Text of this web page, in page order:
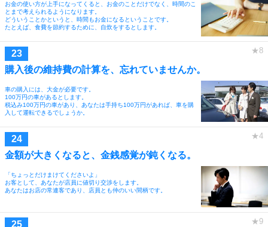
お金の使い方が上手になってくると、お金のことだけでなく、時間のこ
とまで考えられるようになります。
どういうことかというと、時間もお金になるということです。
たとえば、食費を節約するために、自炊をするとします。
購入後の維持費の計算を、忘れていませんか。
車の購入には、大金が必要です。
100万円の車があるとします。
税込み100万円の車があり、あなたは手持ち100万円があれば、車を購
入して運転できるでしょうか。
金額が大きくなると、金銭感覚が鈍くなる。
「ちょっとだけまけてくださいよ」
お客として、あなたが店員に値切り交渉をします。
あなたはお店の常連客であり、店員とも仲のいい間柄です。